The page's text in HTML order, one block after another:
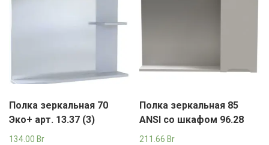
Полка зеркальная 70
Эко+ арт. 13.37 (3)
134.00 Br
Полка зеркальная 85
ANSI со шкафом 96.28
211.66 Br